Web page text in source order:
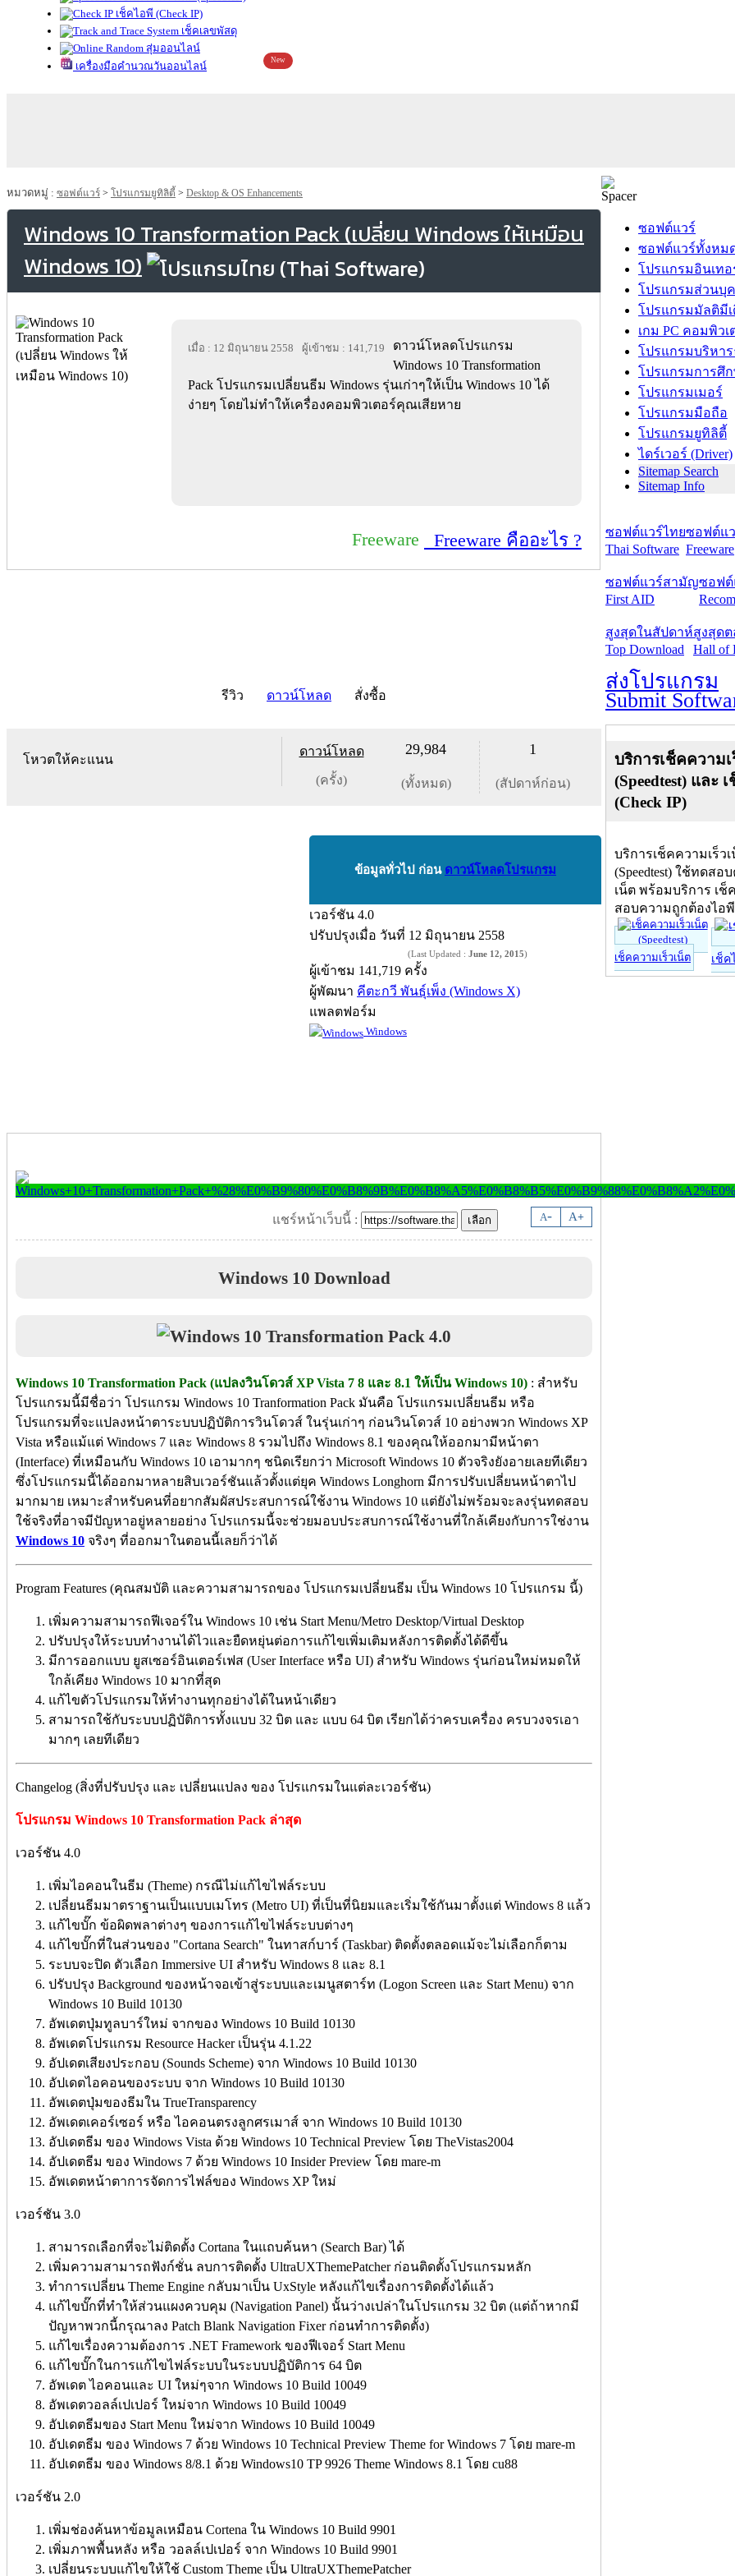
เช็คไอพี (Check IP)
เช็คเลขพัสดุ
สุ่มออนไลน์
เครื่องมือคำนวณวันออนไลน์
New
หมวดหมู่ : ซอฟต์แวร์ > โปรแกรมยูทิลิตี้ > Desktop & OS Enhancements
Windows 10 Transformation Pack (เปลี่ยน Windows ให้เหมือน
Windows 10)
เมื่อ : 12 มิถุนายน 2558 ผู้เข้าชม : 141,719
ดาวน์โหลดโปรแกรม
Windows 10 Transformation
Pack โปรแกรมเปลี่ยนธีม Windows รุ่นเก่าๆให้เป็น Windows 10 ได้
ง่ายๆ โดยไม่ทำให้เครื่องคอมพิวเตอร์คุณเสียหาย
Freeware Freeware คืออะไร ?
รีวิว ดาวน์โหลด สั่งซื้อ
โหวตให้คะแนน
ดาวน์โหลด
(ครั้ง)
29,984
(ทั้งหมด)
1
(สัปดาห์ก่อน)
ข้อมูลทั่วไป ก่อน ดาวน์โหลดโปรแกรม
เวอร์ชัน 4.0
ปรับปรุงเมื่อ วันที่ 12 มิถุนายน 2558
(Last Updated : June 12, 2015)
ผู้เข้าชม 141,719 ครั้ง
ผู้พัฒนา คีตะกวี พันธุ์เพ็ง (Windows X)
แพลตฟอร์ม
Windows
A- A+
แชร์หน้าเว็บนี้ :
Windows 10 Download
Windows 10 Transformation Pack (แปลงวินโดวส์ XP Vista 7 8 และ 8.1 ให้เป็น Windows 10) : สำหรับ
โปรแกรมนี้มีชื่อว่า โปรแกรม Windows 10 Tranformation Pack มันคือ โปรแกรมเปลี่ยนธีม หรือ
โปรแกรมที่จะแปลงหน้าตาระบบปฏิบัติการวินโดวส์ ในรุ่นเก่าๆ ก่อนวินโดวส์ 10 อย่างพวก Windows XP
Vista หรือแม้แต่ Windows 7 และ Windows 8 รวมไปถึง Windows 8.1 ของคุณให้ออกมามีหน้าตา
(Interface) ที่เหมือนกับ Windows 10 เอามากๆ ชนิดเรียกว่า Microsoft Windows 10 ตัวจริงยังอายเลยทีเดียว
ซึ่งโปรแกรมนี้ได้ออกมาหลายสิบเวอร์ชันแล้วตั้งแต่ยุค Windows Longhorn มีการปรับเปลี่ยนหน้าตาไป
มากมาย เหมาะสำหรับคนที่อยากสัมผัสประสบการณ์ใช้งาน Windows 10 แต่ยังไม่พร้อมจะลงรุ่นทดสอบ
ใช้จริงที่อาจมีปัญหาอยู่หลายอย่าง โปรแกรมนี้จะช่วยมอบประสบการณ์ใช้งานที่ใกล้เคียงกับการใช่งาน
Windows 10 จริงๆ ที่ออกมาในตอนนี้เลยก็ว่าได้
Program Features (คุณสมบัติ และความสามารถของ โปรแกรมเปลี่ยนธีม เป็น Windows 10 โปรแกรม นี้)
เพิ่มความสามารถฟีเจอร์ใน Windows 10 เช่น Start Menu/Metro Desktop/Virtual Desktop
ปรับปรุงให้ระบบทำงานได้ไวและยืดหยุ่นต่อการแก้ไขเพิ่มเติมหลังการติดตั้งได้ดีขึ้น
มีการออกแบบ ยูสเซอร์อินเตอร์เฟส (User Interface หรือ UI) สำหรับ Windows รุ่นก่อนใหม่หมดให้
ใกล้เคียง Windows 10 มากที่สุด
แก้ไขตัวโปรแกรมให้ทำงานทุกอย่างได้ในหน้าเดียว
สามารถใช้กับระบบปฏิบัติการทั้งแบบ 32 บิต และ แบบ 64 บิต เรียกได้ว่าครบเครื่อง ครบวงจรเอา
มากๆ เลยทีเดียว
Changelog (สิ่งที่ปรับปรุง และ เปลี่ยนแปลง ของ โปรแกรมในแต่ละเวอร์ชัน)
โปรแกรม Windows 10 Transformation Pack ล่าสุด
เวอร์ชัน 4.0
เพิ่มไอคอนในธีม (Theme) กรณีไม่แก้ไขไฟล์ระบบ
เปลี่ยนธีมมาตราฐานเป็นแบบเมโทร (Metro UI) ที่เป็นที่นิยมและเริ่มใช้กันมาตั้งแต่ Windows 8 แล้ว
แก้ไขบั๊ก ข้อผิดพลาต่างๆ ของการแก้ไขไฟล์ระบบต่างๆ
แก้ไขบั๊กที่ในส่วนของ "Cortana Search" ในทาสก์บาร์ (Taskbar) ติดตั้งตลอดแม้จะไม่เลือกก็ตาม
ระบบจะปิด ตัวเลือก Immersive UI สำหรับ Windows 8 และ 8.1
ปรับปรุง Background ของหน้าจอเข้าสู่ระบบและเมนูสตาร์ท (Logon Screen และ Start Menu) จาก
Windows 10 Build 10130
อัพเดตปุ่มทูลบาร์ใหม่ จากของ Windows 10 Build 10130
อัพเดตโปรแกรม Resource Hacker เป็นรุ่น 4.1.22
อัปเดตเสียงประกอบ (Sounds Scheme) จาก Windows 10 Build 10130
อัปเดตไอคอนของระบบ จาก Windows 10 Build 10130
อัพเดตปุ่มของธีมใน TrueTransparency
อัพเดตเคอร์เซอร์ หรือ ไอคอนตรงลูกศรเมาส์ จาก Windows 10 Build 10130
อัปเดตธีม ของ Windows Vista ด้วย Windows 10 Technical Preview โดย TheVistas2004
อัปเดตธีม ของ Windows 7 ด้วย Windows 10 Insider Preview โดย mare-m
อัพเดตหน้าตาการจัดการไฟล์ของ Windows XP ใหม่
เวอร์ชัน 3.0
สามารถเลือกที่จะไม่ติดตั้ง Cortana ในแถบค้นหา (Search Bar) ได้
เพิ่มความสามารถฟังก์ชั่น ลบการติดตั้ง UltraUXThemePatcher ก่อนติดตั้งโปรแกรมหลัก
ทำการเปลี่ยน Theme Engine กลับมาเป็น UxStyle หลังแก้ไขเรื่องการติดตั้งได้แล้ว
แก้ไขบั๊กที่ทำให้ส่วนแผงควบคุม (Navigation Panel) นั้นว่างเปล่าในโปรแกรม 32 บิต (แต่ถ้าหากมี
ปัญหาพวกนี้กรุณาลง Patch Blank Navigation Fixer ก่อนทำการติดตั้ง)
แก้ไขเรื่องความต้องการ .NET Framework ของฟีเจอร์ Start Menu
แก้ไขบั๊กในการแก้ไขไฟล์ระบบในระบบปฏิบัติการ 64 บิต
อัพเดต ไอคอนและ UI ใหม่ๆจาก Windows 10 Build 10049
อัพเดตวอลล์เปเปอร์ ใหม่จาก Windows 10 Build 10049
อัปเดตธีมของ Start Menu ใหม่จาก Windows 10 Build 10049
อัปเดตธีม ของ Windows 7 ด้วย Windows 10 Technical Preview Theme for Windows 7 โดย mare-m
อัปเดตธีม ของ Windows 8/8.1 ด้วย Windows10 TP 9926 Theme Windows 8.1 โดย cu88
เวอร์ชัน 2.0
เพิ่มช่องค้นหาข้อมูลเหมือน Cortena ใน Windows 10 Build 9901
เพิ่มภาพพื้นหลัง หรือ วอลล์เปเปอร์ จาก Windows 10 Build 9901
เปลี่ยนระบบแก้ไขให้ใช้ Custom Theme เป็น UltraUXThemePatcher
ซอฟต์แวร์
ซอฟต์แวร์ทั้งหม
โปรแกรมอินเทอ
โปรแกรมส่วนบุ
โปรแกรมมัลติมีเ
เกม PC คอมพิวเ
โปรแกรมบริหา
โปรแกรมการศึ
โปรแกรมเมอร์
โปรแกรมมือถือ
โปรแกรมยูทิลิตี้
ไดร์เวอร์ (Driver)
Sitemap Search
Sitemap Info
ซอฟต์แวร์ไทย
Thai Software
ซอฟต์แ
Freeware
ซอฟต์แวร์สามัญ
First AID
ซอฟต์
สูงสุดในสัปดาห์
Top Download
สูงสุด
Hall of
ส่งโปรแกรม
Submit
บริการเช็คความเ
(Speedtest) และ
(Check IP)
บริการเช็คความเร็ว
(Speedtest) ใช้ทดสอ
เน็ต พร้อมบริการ เช็
สอบความถูกต้องไอ
เช็คความเร็วเน็ต เช็ค